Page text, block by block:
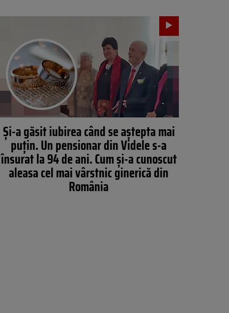
Și-a găsit iubirea când se aștepta mai
puțin. Un pensionar din Videle s-a
însurat la 94 de ani. Cum și-a cunoscut
aleasa cel mai vârstnic ginerică din
România